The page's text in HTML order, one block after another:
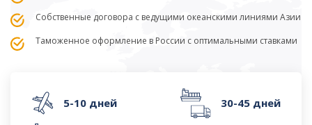
Собственные договора с ведущими океанскими линиями Азии
Таможенное оформление в России с оптимальными ставками
5-10 дней 30-45 дней